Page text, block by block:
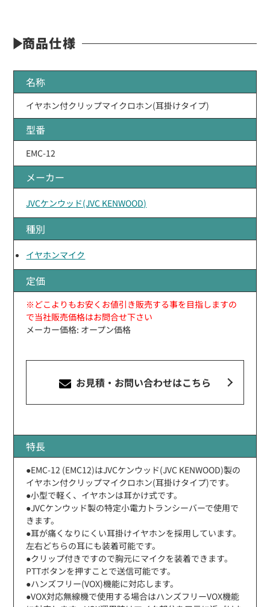
商品仕様
名称
イヤホン付クリップマイクロホン(耳掛けタイプ)
型番
EMC-12
メーカー
JVCケンウッド(JVC KENWOOD)
種別
イヤホンマイク
定価
※どこよりもお安くお値引き販売する事を目指しますの
で当社販売価格はお問合せ下さい
メーカー価格: オープン価格
お見積・お問い合わせはこちら
特長
●EMC-12 (EMC12)はJVCケンウッド(JVC KENWOOD)製の
イヤホン付クリップマイクロホン(耳掛けタイプ)です。
●小型で軽く、イヤホンは耳かけ式です。
●JVCケンウッド製の特定小電力トランシーバーで使用で
きます。
●耳が痛くなりにくい耳掛けイヤホンを採用しています。
左右どちらの耳にも装着可能です。
●クリップ付きですので胸元にマイクを装着できます。
PTTボタンを押すことで送信可能です。
●ハンズフリー(VOX)機能に対応します。
●VOX対応無線機で使用する場合はハンズフリーVOX機能